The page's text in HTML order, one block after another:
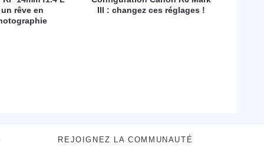
rêve en
III : changez ces réglages !
REJOIGNEZ LA COMMUNAUTÉ